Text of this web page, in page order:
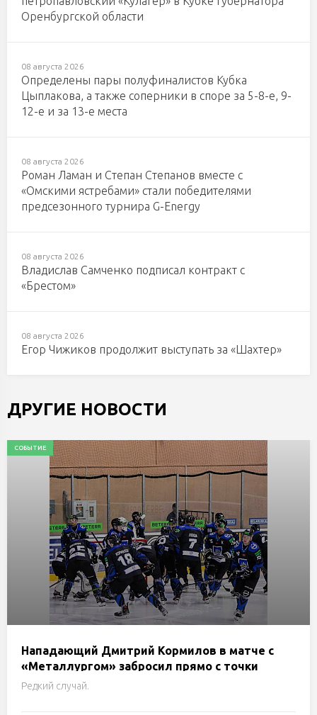
Оренбургской области
08 августа 2026
Определены пары полуфиналистов Кубка
Цыплакова, а также соперники в споре за 5-8-е, 9-
12-е и за 13-е места
08 августа 2026
Роман Ламан и Степан Степанов вместе с
«Омскими ястребами» стали победителями
предсезонного турнира G-Energy
08 августа 2026
Владислав Самченко подписал контракт с
«Брестом»
08 августа 2026
Егор Чижиков продолжит выступать за «Шахтер»
ДРУГИЕ НОВОСТИ
СОБЫТИЕ
Нападающий Дмитрий Кормилов в матче с
«Металлургом» забросил прямо с точки
вбрасывания
Редкий случай.